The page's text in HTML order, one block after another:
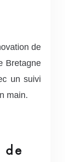
de
Bretagne
un suivi
main.
de